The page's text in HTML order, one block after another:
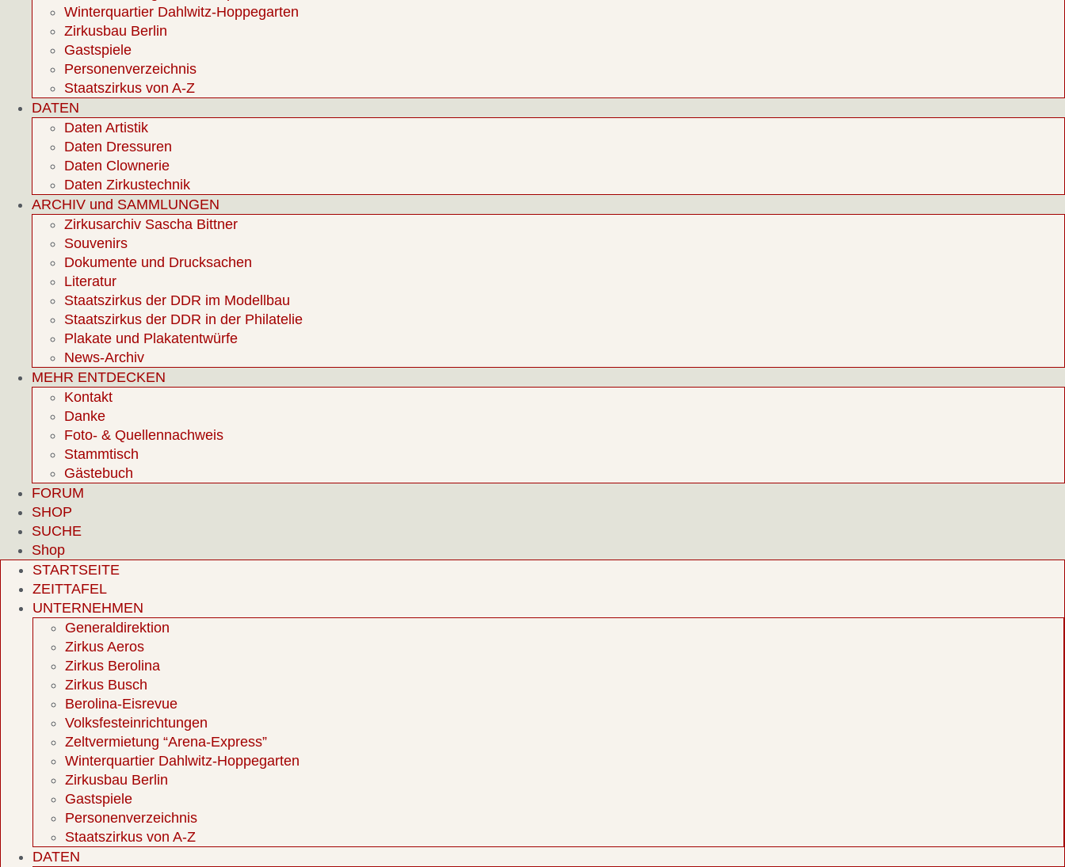
Winterquartier Dahlwitz-Hoppegarten
Zirkusbau Berlin
Gastspiele
Personenverzeichnis
Staatszirkus von A-Z
DATEN
Daten Artistik
Daten Dressuren
Daten Clownerie
Daten Zirkustechnik
ARCHIV und SAMMLUNGEN
Zirkusarchiv Sascha Bittner
Souvenirs
Dokumente und Drucksachen
Literatur
Staatszirkus der DDR im Modellbau
Staatszirkus der DDR in der Philatelie
Plakate und Plakatentwürfe
News-Archiv
MEHR ENTDECKEN
Kontakt
Danke
Foto- & Quellennachweis
Stammtisch
Gästebuch
FORUM
SHOP
SUCHE
Shop
STARTSEITE
ZEITTAFEL
UNTERNEHMEN
Generaldirektion
Zirkus Aeros
Zirkus Berolina
Zirkus Busch
Berolina-Eisrevue
Volksfesteinrichtungen
Zeltvermietung “Arena-Express”
Winterquartier Dahlwitz-Hoppegarten
Zirkusbau Berlin
Gastspiele
Personenverzeichnis
Staatszirkus von A-Z
DATEN